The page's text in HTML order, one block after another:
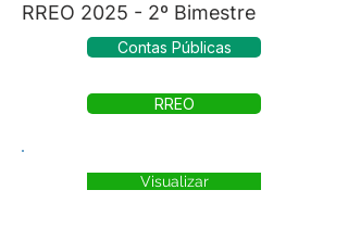
RREO 2025 - 2º Bimestre
Contas Públicas
RREO
Visualizar